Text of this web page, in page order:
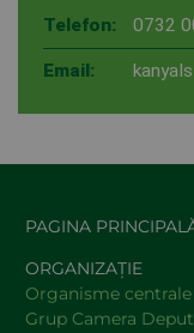
Telefon: 0732
Email:
PAGINA
ORGANIZAȚIE
Organisme centrale
Grup Camera